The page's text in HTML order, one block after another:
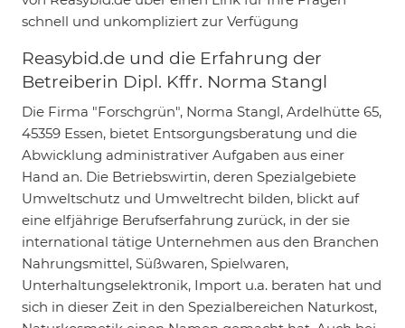
schnell und unkompliziert zur Verfügung
Reasybid.de und die Erfahrung der
Betreiberin Dipl. Kffr. Norma Stangl
Die Firma "Forschgrün", Norma Stangl, Ardelhütte 65,
45359 Essen, bietet Entsorgungsberatung und die
Abwicklung administrativer Aufgaben aus einer
Hand an. Die Betriebswirtin, deren Spezialgebiete
Umweltschutz und Umweltrecht bilden, blickt auf
eine elfjährige Berufserfahrung zurück, in der sie
international tätige Unternehmen aus den Branchen
Nahrungsmittel, Süßwaren, Spielwaren,
Unterhaltungselektronik, Import u.a. beraten hat und
sich in dieser Zeit in den Spezialbereichen Naturkost,